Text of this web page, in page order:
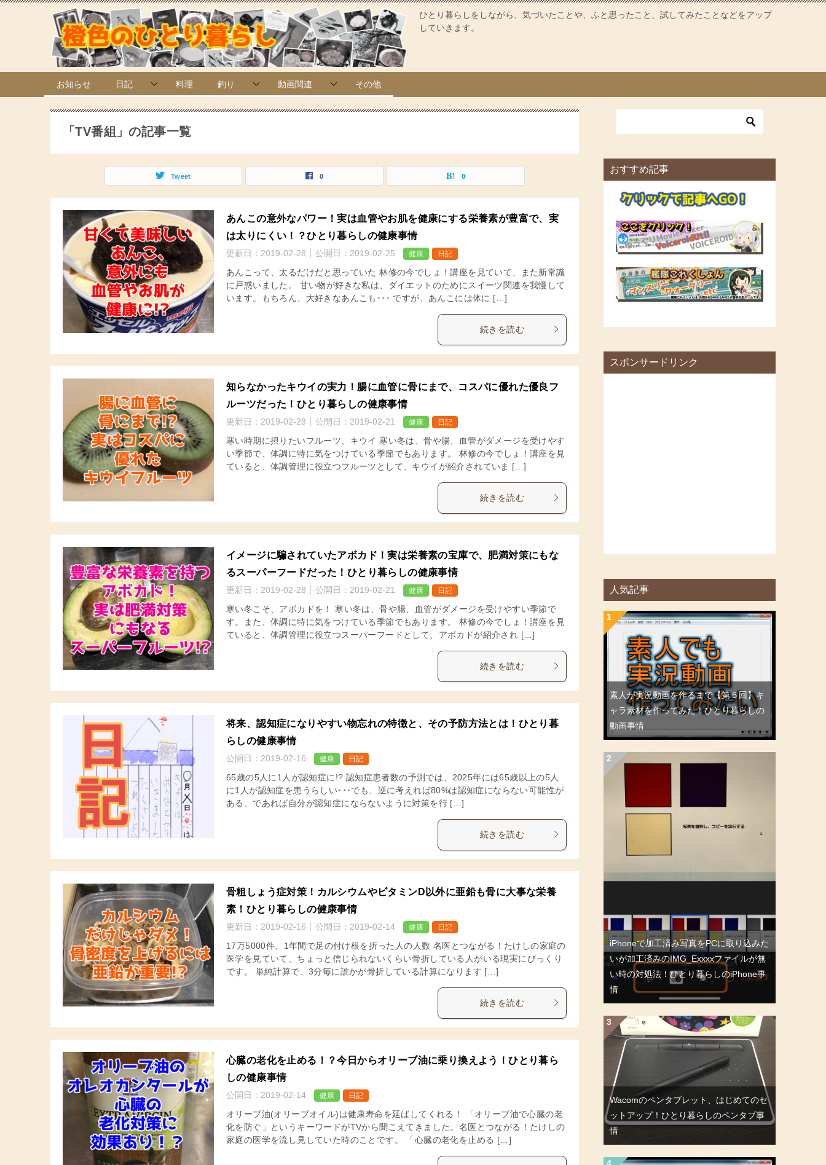
ひとり暮らしをしながら、気づいたことや、ふと思ったこと、試してみたことなどをアップ
していきます。
お知らせ 日記 料理 釣り 動画関連 その他
「TV番組」の記事一覧
Tweet 0 0
あんこの意外なパワー！実は血管やお肌を健康にする栄養素が豊富で、実
は太りにくい！？ひとり暮らしの健康事情
更新日： 2019-02-28 公開日： 2019-02-25 健康 日記
あんこって、太るだけだと思っていた 林修の今でしょ！講座を見ていて、また新常識
に戸惑いました。 甘い物が好きな私は、ダイエットのためにスイーツ関連を我慢して
います。もちろん、大好きなあんこも･･･ ですが、あんこには体に […]
続きを読む
知らなかったキウイの実力！腸に血管に骨にまで、コスパに優れた優良フ
ルーツだった！ひとり暮らしの健康事情
更新日： 2019-02-28 公開日： 2019-02-21 健康 日記
寒い時期に摂りたいフルーツ、キウイ 寒い冬は、骨や腸、血管がダメージを受けやす
い季節で、体調に特に気をつけている季節でもあります。 林修の今でしょ！講座を見
ていると、体調管理に役立つフルーツとして、キウイが紹介されていま […]
続きを読む
イメージに騙されていたアボカド！実は栄養素の宝庫で、肥満対策にもな
るスーパーフードだった！ひとり暮らしの健康事情
更新日： 2019-02-28 公開日： 2019-02-21 健康 日記
寒い冬こそ、アボカドを！ 寒い冬は、骨や腸、血管がダメージを受けやすい季節で
す。また、体調に特に気をつけている季節でもあります。 林修の今でしょ！講座を見
ていると、体調管理に役立つスーパーフードとして、アボカドが紹介され […]
続きを読む
将来、認知症になりやすい物忘れの特徴と、その予防方法とは！ひとり暮
らしの健康事情
公開日： 2019-02-16 健康 日記
65歳の5人に1人が認知症に!? 認知症患者数の予測では、2025年には65歳以上の5人
に1人が認知症を患うらしい･･･でも、逆に考えれば80%は認知症にならない可能性が
ある、であれば自分が認知症にならないように対策を行 […]
続きを読む
骨粗しょう症対策！カルシウムやビタミンD以外に亜鉛も骨に大事な栄養
素！ひとり暮らしの健康事情
更新日： 2019-02-16 公開日： 2019-02-14 健康 日記
17万5000件、1年間で足の付け根を折った人の人数 名医とつながる！たけしの家庭の
医学を見ていて、ちょっと信じられないくらい骨折している人がいる現実にびっくり
です。 単純計算で、3分毎に誰かが骨折している計算になります […]
続きを読む
心臓の老化を止める！？今日からオリーブ油に乗り換えよう！ひとり暮ら
しの健康事情
公開日： 2019-02-14 健康 日記
オリーブ油(オリーブオイル)は健康寿命を延ばしてくれる！ 「オリーブ油で心臓の老
化を防ぐ」というキーワードがTVから聞こえてきました。名医とつながる！たけしの
家庭の医学を流し見していた時のことです。 「心臓の老化を止める […]
おすすめ記事
スポンサードリンク
人気記事
素人が実況動画を作るまで【第５回】キ
ャラ素材を作ってみた！ひとり暮らしの
動画事情
iPhoneで加工済み写真をPCに取り込みた
いが加工済みのIMG_Exxxxファイルが無
い時の対処法！ひとり暮らしのiPhone事
情
Wacomのペンタブレット、はじめてのセ
ットアップ！ひとり暮らしのペンタブ事
情